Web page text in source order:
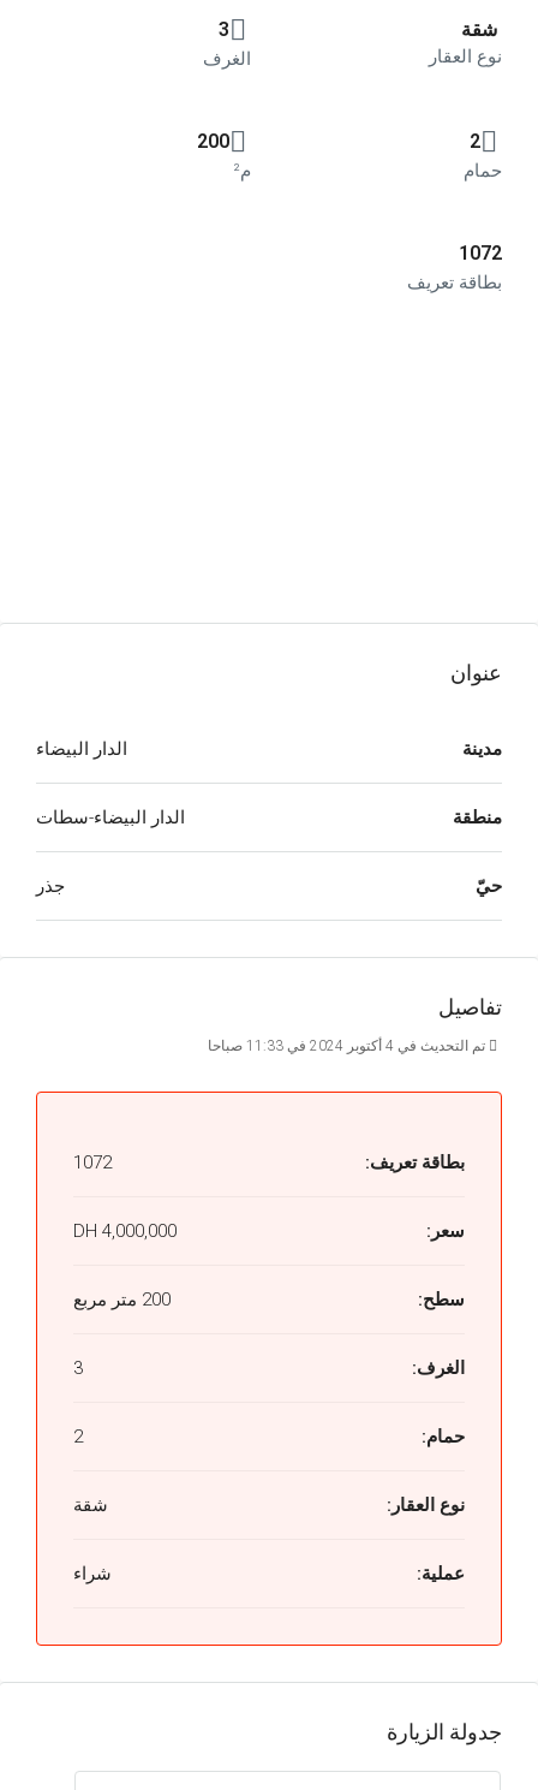
شقة
نوع العقار
3
الغرف
2
حمام
200
م²
1072
بطاقة تعريف
عنوان
مدينة الدار البيضاء
منطقة الدار البيضاء-سطات
حيّ جذر
تفاصيل
تم التحديث في 4 أكتوبر 2024 في 11:33 صباحا
بطاقة تعريف: 1072
سعر: 4,000,000 DH
سطح: 200 متر مربع
الغرف: 3
حمام: 2
نوع العقار: شقة
عملية: شراء
جدولة الزيارة